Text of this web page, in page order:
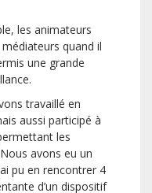
les animateurs
quand il
une grande
travaillé en
aussi participé à
les
avons eu un
pu en rencontrer 4
d’un dispositif